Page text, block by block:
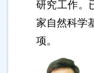
研究工作。
家自然科学
项。